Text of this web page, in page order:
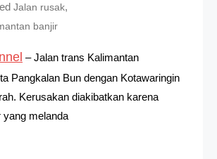
Jalan rusak,
banjir
– Jalan trans Kalimantan
Pangkalan Bun dengan Kotawaringin
Kerusakan diakibatkan karena
yang melanda